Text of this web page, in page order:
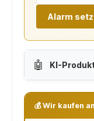
Alarm
🤖 KI-
💰 Wir kaufen